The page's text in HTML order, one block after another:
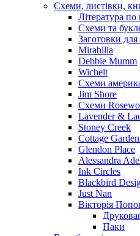
Схеми, листівки,
Література
Схеми та
Заготовки для
Mirabilia
Debbie Mumm
Wichelt
Схеми
Jim Shore
Cхеми
Lavender &
Stoney Creek
Cottage
Glendon Place
Alessandra
Ink Circles
Blackbird
Just Nan
Вікторія
Паки